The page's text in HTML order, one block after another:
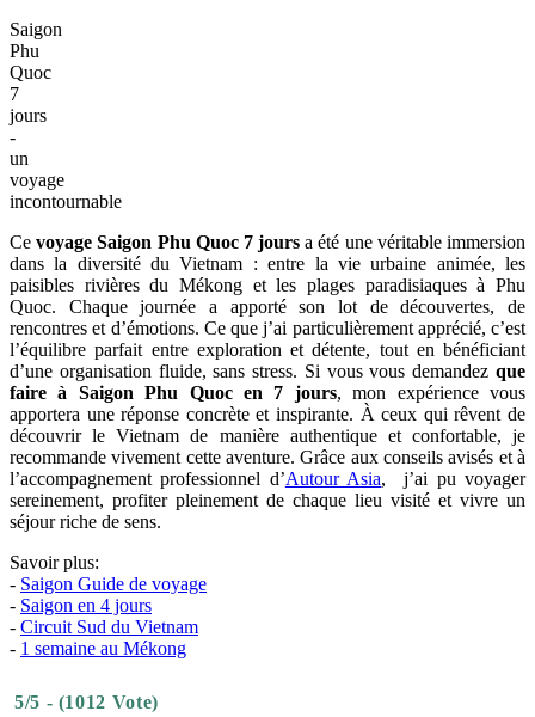
Saigon
Phu
Quoc
7
jours
-
un
voyage
incontournable
Cevoyage Saigon Phu Quoc 7 jours a été une véritable immersion
dans la diversité du Vietnam : entre la vie urbaine animée, les
paisibles rivières du Mékong et les plages paradisiaques à Phu
Quoc. Chaque journée a apporté son lot de découvertes, de
rencontres et d’émotions. Ce que j’ai particulièrement apprécié, c’est
l’équilibre parfait entre exploration et détente, tout en bénéficiant
d’une organisation fluide, sans stress. Si vous vous demandez que
faire à Saigon Phu Quoc en 7 jours, mon expérience vous
apportera une réponse concrète et inspirante. À ceux qui rêvent de
découvrir le Vietnam de manière authentique et confortable, je
recommande vivement cette aventure. Grâce aux conseils avisés et à
l’accompagnement professionnel d’Autour Asia, j’ai pu voyager
sereinement, profiter pleinement de chaque lieu visité et vivre un
séjour riche de sens.
Savoir plus:
- Saigon Guide de voyage
- Saigon en 4 jours
- Circuit Sud du Vietnam
- 1 semaine au Mékong
5/5 - (1012 Vote)